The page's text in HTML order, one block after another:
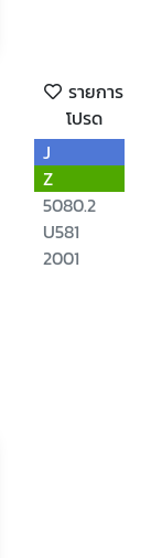
รายการ
โปรด
J
Z
5080.2
U581
2001